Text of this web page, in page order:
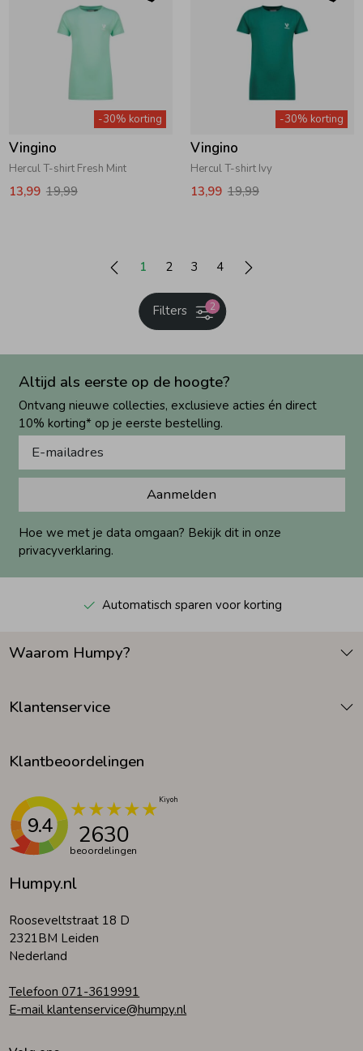
-30% korting
Vingino
Hercul T-shirt Fresh Mint
13,99 19,99
-30% korting
Vingino
Hercul T-shirt Ivy
13,99 19,99
1 2 3 4
2
Filters
Altijd als eerste op de hoogte?
Ontvang nieuwe collecties, exclusieve acties én direct
10% korting* op je eerste bestelling.
Aanmelden
Hoe we met je data omgaan? Bekijk dit in onze
privacyverklaring.
Automatisch sparen voor korting
Humpy.nl
Rooseveltstraat 18 D
2321BM Leiden
Nederland
Telefoon 071-3619991
E-mail klantenservice@humpy.nl
Waarom Humpy?
Klantenservice
Klantbeoordelingen
9.4 2630
beoordelingen